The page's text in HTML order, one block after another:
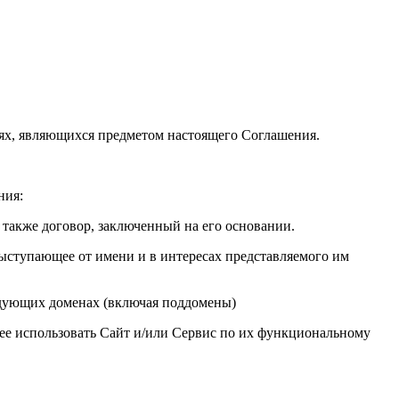
являющихся предметом настоящего Соглашения.
договор, заключенный на его основании.
от имени и в интересах представляемого им
доменах (включая поддомены)
использовать Сайт и/или Сервис по их функциональному